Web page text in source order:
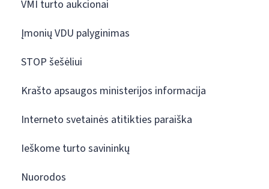
VMI turto aukcionai
Įmonių VDU palyginimas
STOP šešėliui
Krašto apsaugos ministerijos informacija
Interneto svetainės atitikties paraiška
Ieškome turto savininkų
Nuorodos